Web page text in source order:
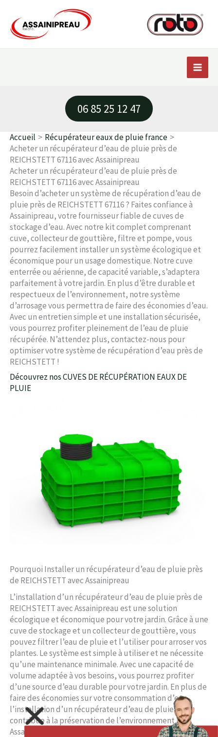
contenu
06 85 25 12 47
Accueil
Récupérateur eaux de pluie france
Acheter un récupérateur d’eau de pluie près de
REICHSTETT 67116 avec Assainipreau
Acheter un récupérateur d’eau de pluie près de
REICHSTETT 67116 avec Assainipreau
Besoin d’acheter un système de récupération d’eau de
pluie près de REICHSTETT 67116 ? Faites confiance à
Assainipreau, votre fournisseur fiable de cuves de
stockage d’eau. Avec notre kit complet comprenant
cuve, collecteur de gouttière, filtre et pompe, vous
pourrez facilement installer un système écologique et
économique pour un usage domestique. Notre cuve
enterrée ou aérienne, de capacité variable, s’adaptera
parfaitement à votre jardin. En plus d’être durable et
respectueux de l’environnement, notre système
d’arrosage vous permettra de faire des économies d’eau.
Avec un entretien simple et une installation sécurisée,
vous pourrez profiter pleinement de l’eau de pluie
récupérée. N’attendez plus, contactez-nous pour
optimiser votre système de récupération d’eau près de
REICHSTETT !
Découvrez nos CUVES DE RÉCUPÉRATION EAUX DE
PLUIE
Pourquoi Installer un récupérateur d’eau de pluie près
de REICHSTETT avec Assainipreau
L’installation d’un récupérateur d’eau de pluie près de
REICHSTETT avec Assainipreau est une solution
écologique et économique pour votre jardin. Grâce à une
cuve de stockage et un collecteur de gouttière, vous
pouvez filtrer l’eau de pluie et l’utiliser pour arroser vos
plantes. Le système est simple à utiliser et ne nécessite
qu’une maintenance minimale. Avec une capacité de
volume adaptée à vos besoins, vous pourrez profiter
d’une source d’eau durable pour votre jardin. En plus de
faire des économies sur votre consommation d’eau,
l’installation d’un récupérateur d’eau de pluie
contribue à la préservation de l’environnement.
Assainipreau, votre fournisseur de kit de récupération